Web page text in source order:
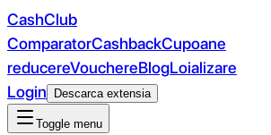
CashClub
ComparatorCashbackCupoane
reducereVouchereBlogLoializare
Login
Descarca extensia
Toggle menu